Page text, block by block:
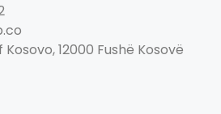
12000 Fushë Kosovë